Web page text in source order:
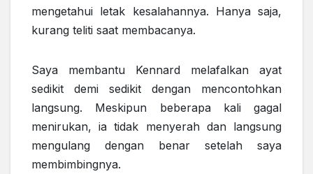
mengetahui letak kesalahannya. Hanya saja,
kurang teliti saat membacanya.
Saya membantu Kennard melafalkan ayat
sedikit demi sedikit dengan mencontohkan
langsung. Meskipun beberapa kali gagal
menirukan, ia tidak menyerah dan langsung
mengulang dengan benar setelah saya
membimbingnya.